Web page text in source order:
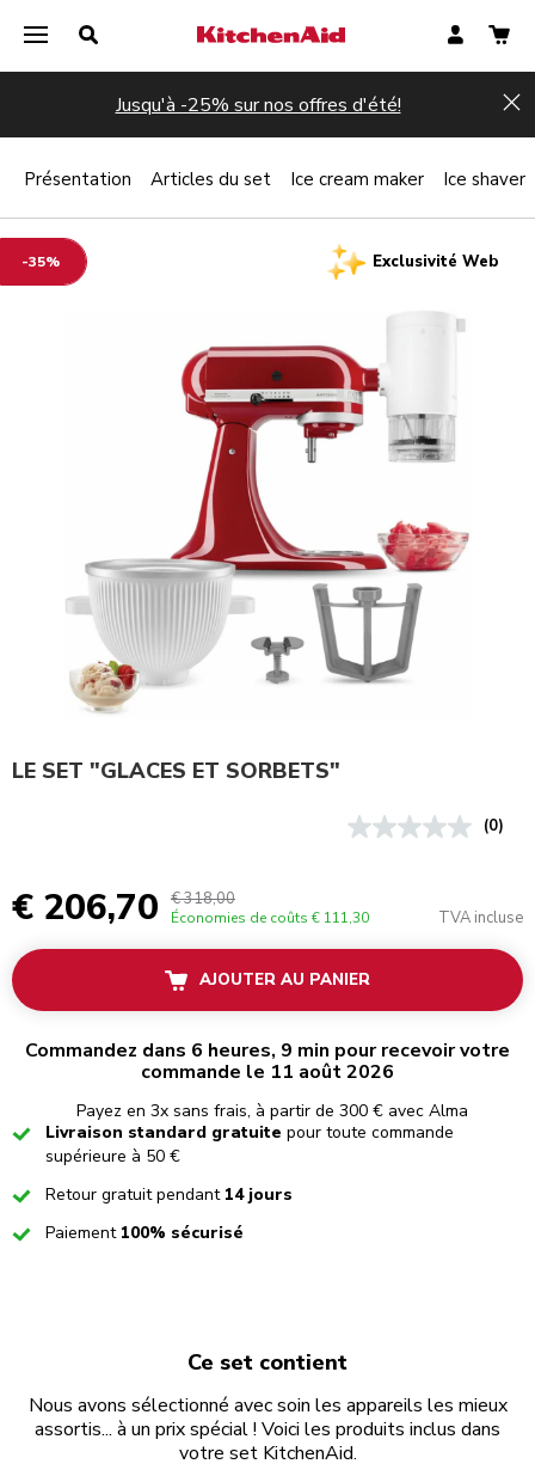
Jusqu'à -25% sur nos offres d'été!
-35% Exclusivité Web
LE SET "GLACES ET SORBETS"
(0)
€ 206,70 € 318,00
Économies de coûts € 111,30 TVA incluse
AJOUTER AU PANIER
Commandez dans 6 heures, 9 min pour recevoir votre
commande le 11 août 2026
Payez en 3x sans frais, à partir de 300 € avec Alma
CheckedLivraison standard gratuite pour toute commande
supérieure à 50 €
CheckedRetour gratuit pendant 14 jours
CheckedPaiement 100% sécurisé
Présentation Articles du set Ice cream maker Ice shaver
Ce set contient
Nous avons sélectionné avec soin les appareils les mieux
assortis... à un prix spécial ! Voici les produits inclus dans
votre set KitchenAid.